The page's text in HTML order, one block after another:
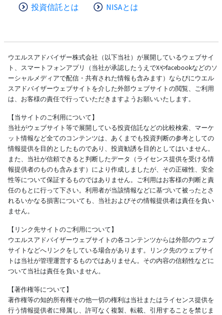
投資信託とは NISAとは
ウエルスアドバイザー株式会社（以下当社）が展開しているウェブサイ
ト、スマートフォンアプリ（当社が承認したうえでXやfacebookなどのソ
ーシャルメディアで配信・共有された情報も含みます）ならびにウエル
スアドバイザーウェブサイトを介した外部ウェブサイトの閲覧、ご利用
は、お客様の責任で行っていただきますようお願いいたします。
【当サイトのご利用について】
当社がウェブサイト等で展開している投資信託などの比較検索、マーケ
ット情報など全てのコンテンツは、あくまでも投資判断の参考としての
情報提供を目的としたものであり、投資勧誘を目的としてはいません。
また、当社が信頼できると判断したデータ（ライセンス提供を受ける情
報提供者のものも含みます）により作成しましたが、その正確性、安全
性等について保証するものではありません。ご利用はお客様の判断と責
任のもとに行って下さい。利用者が当該情報などに基づいて被ったとさ
れるいかなる損害についても、当社およびその情報提供者は責任を負い
ません。
【リンク先サイトのご利用について】
ウエルスアドバイザーウェブサイトの各コンテンツからは外部のウェブ
サイトなどへリンクをしている場合があります。リンク先のウェブサイ
トは当社が管理運営するものではありません。その内容の信頼性などに
ついて当社は責任を負いません。
【著作権等について】
著作権等の知的所有権その他一切の権利は当社またはライセンス提供を
行う情報提供者に帰属し、許可なく複製、転載、引用することを禁じま